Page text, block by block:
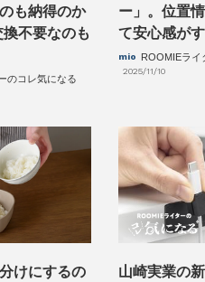
も納得のか
不要なのも
のコレ気になる
ー」。位置
て安心感が
mio ROOMIEライ
2025/11/10
けにするの
山崎実業の